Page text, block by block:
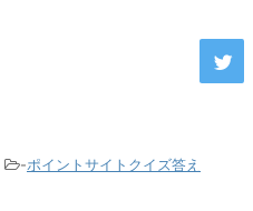
-ポイントサイトクイズ答え